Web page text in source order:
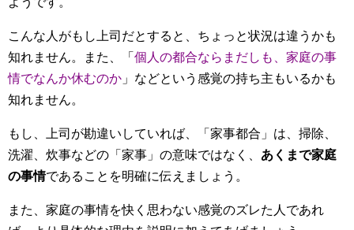
こんな人がもし上司だとすると、ちょっと状況は違うかも
知れません。また、「 個人の都合ならまだしも、家庭の事
情でなんか休むのか 」などという感覚の持ち主もいるかも
知れません。
もし、上司が勘違いしていれば、「家事都合」は、掃除、
洗濯、炊事などの「家事」の意味ではなく、 あくまで家庭
の事情であることを明確に伝えましょう。
また、家庭の事情を快く思わない感覚のズレた人であれ